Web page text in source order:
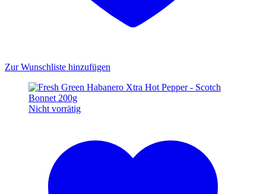
Zur Wunschliste hinzufügen
Nicht vorrätig